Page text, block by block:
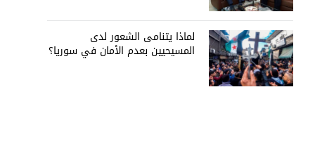
لماذا يتنامى الشعور لدى
المسيحيين بعدم الأمان في سوريا؟